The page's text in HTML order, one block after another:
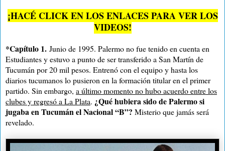
¡HACÉ CLICK EN LOS ENLACES PARA VER LOS
VIDEOS!
*Capítulo 1. Junio de 1995. Palermo no fue tenido en cuenta en
Estudiantes y estuvo a punto de ser transferido a San Martín de
Tucumán por 20 mil pesos. Entrenó con el equipo y hasta los
diarios tucumanos lo pusieron en la formación titular en el primer
partido. Sin embargo, a último momento no hubo acuerdo entre los
clubes y regresó a La Plata. ¿Qué hubiera sido de Palermo si
jugaba en Tucumán el Nacional “B”? Misterio que jamás será
revelado.